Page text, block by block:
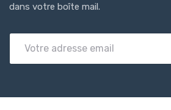
dans votre boîte mail.